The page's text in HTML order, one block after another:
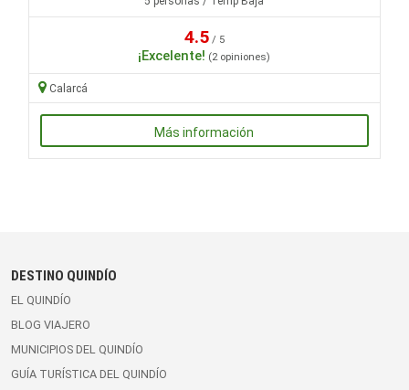
4.5/ 5
¡Excelente! (2 opiniones)
Calarcá
Más información
DESTINO QUINDÍO
EL QUINDÍO
BLOG VIAJERO
MUNICIPIOS DEL QUINDÍO
GUÍA TURÍSTICA DEL QUINDÍO